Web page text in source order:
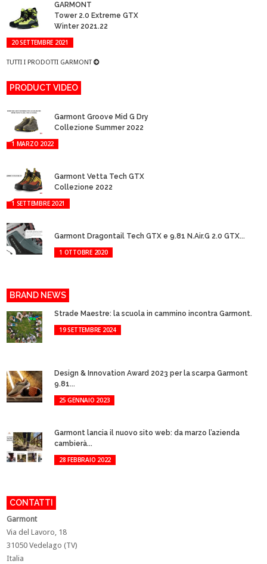
GARMONT
Tower 2.0 Extreme GTX
Winter 2021.22
20 SETTEMBRE 2021
TUTTI I PRODOTTI GARMONT
PRODUCT VIDEO
Garmont Groove Mid G Dry
Collezione Summer 2022
1 MARZO 2022
Garmont Vetta Tech GTX
Collezione 2022
1 SETTEMBRE 2021
Garmont Dragontail Tech GTX e 9.81 N.Air.G 2.0 GTX...
1 OTTOBRE 2020
BRAND NEWS
Strade Maestre: la scuola in cammino incontra Garmont.
19 SETTEMBRE 2024
Design & Innovation Award 2023 per la scarpa Garmont
9.81...
25 GENNAIO 2023
Garmont lancia il nuovo sito web: da marzo l’azienda
cambierà...
28 FEBBRAIO 2022
CONTATTI
Garmont
Via del Lavoro, 18
31050 Vedelago (TV)
Italia